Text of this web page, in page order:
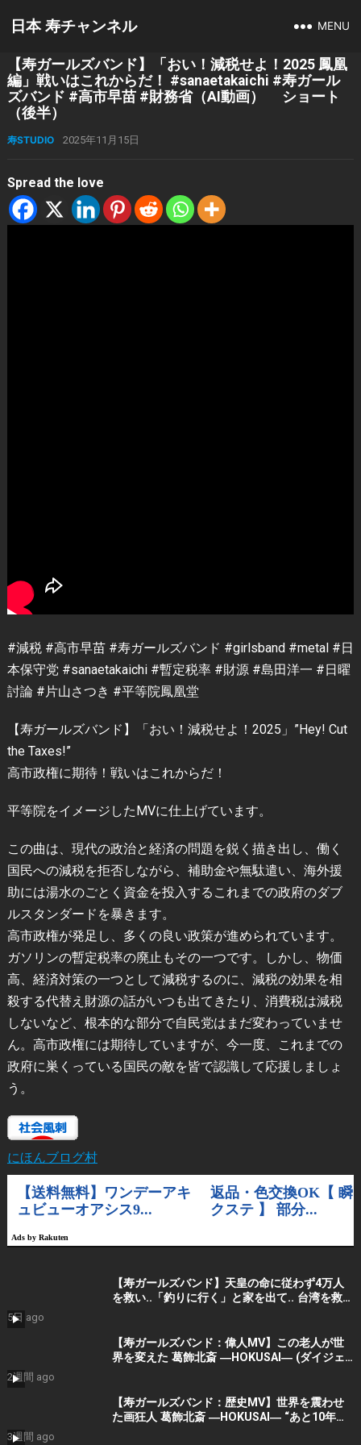
日本 寿チャンネル MENU
【寿ガールズバンド】「おい！減税せよ！2025 鳳凰
編」戦いはこれからだ！ #sanaetakaichi #寿ガール
ズバンド #高市早苗 #財務省（AI動画） ショート
（後半）
寿STUDIO 2025年11月15日
Spread the love
#減税 #高市早苗 #寿ガールズバンド #girlsband #metal #日
本保守党 #sanaetakaichi #暫定税率 #財源 #島田洋一 #日曜
討論 #片山さつき #平等院鳳凰堂
【寿ガールズバンド】「おい！減税せよ！2025」”Hey! Cut
the Taxes!”
高市政権に期待！戦いはこれからだ！
平等院をイメージしたMVに仕上げています。
この曲は、現代の政治と経済の問題を鋭く描き出し、働く
国民への減税を拒否しながら、補助金や無駄遣い、海外援
助には湯水のごとく資金を投入するこれまでの政府のダブ
ルスタンダードを暴きます。
高市政権が発足し、多くの良い政策が進められています。
ガソリンの暫定税率の廃止もその一つです。しかし、物価
高、経済対策の一つとして減税するのに、減税の効果を相
殺する代替え財源の話がいつも出てきたり、消費税は減税
しないなど、根本的な部分で自民党はまだ変わっていませ
ん。高市政権には期待していますが、今一度、これまでの
政府に巣くっている国民の敵を皆で認識して応援しましょ
う。
にほんブログ村
【寿ガールズバンド】天皇の命に従わず4万人
を救い..「釣りに行く」と家を出て.. 台湾を救っ
5日 ago
【寿ガールズバンド：偉人MV】この老人が世
界を変えた 葛飾北斎 ―HOKUSAI― (ダイジェ
2週間 ago
【寿ガールズバンド：歴史MV】世界を震わせ
た画狂人 葛飾北斎 ―HOKUSAI― “あと10年く
3週間 ago